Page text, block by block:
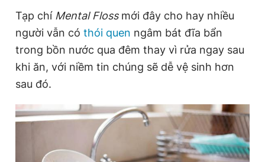
Đặt báo Quảng cáo RSS Tòa soạn Chính sách bảo
Tổng biên tập: Nguyễn Ngọc Toàn
Phó tổng biên tập thường trực: Hải Thành
Phó tổng biên tập: Lâm Hiếu Dũng
Tổng thư ký tòa soạn: Đức Trung
Giấy phép xuất bản số 110/GP - BTTTT cấp ngày 24.3.2020
© 2003-2026 Bản quyền thuộc về Báo Thanh Niên. Cấm sao
chép dưới mọi hình thức nếu không có sự chấp thuận bằng văn
bản. Phát triển bởi ePi Technologies, JSC.
Tạp chí Mental Flossmới đây cho hay nhiều
người vẫn có thói quen ngâm bát đĩa bẩn
trong bồn nước qua đêm thay vì rửa ngay sau
khi ăn, với niềm tin chúng sẽ dễ vệ sinh hơn
sau đó.